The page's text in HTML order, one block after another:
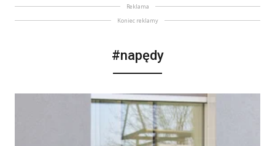
Reklama
Koniec reklamy
#napędy